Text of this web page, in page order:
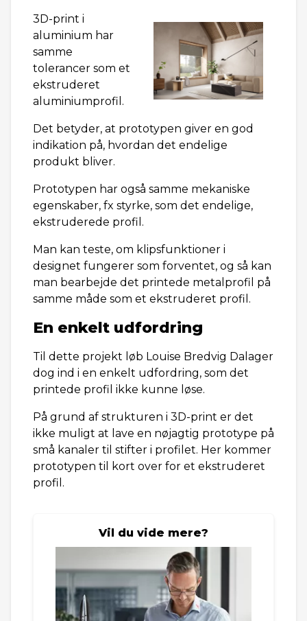
3D-print i
aluminium har
samme
tolerancer som et
ekstruderet
aluminiumprofil.
Det betyder, at prototypen giver en god
indikation på, hvordan det endelige
produkt bliver.
Prototypen har også samme mekaniske
egenskaber, fx styrke, som det endelige,
ekstruderede profil.
Man kan teste, om klipsfunktioner i
designet fungerer som forventet, og så kan
man bearbejde det printede metalprofil på
samme måde som et ekstruderet profil.
En enkelt udfordring
Til dette projekt løb Louise Bredvig Dalager
dog ind i en enkelt udfordring, som det
printede profil ikke kunne løse.
På grund af strukturen i 3D-print er det
ikke muligt at lave en nøjagtig prototype på
små kanaler til stifter i profilet. Her kommer
prototypen til kort over for et ekstruderet
profil.
Vil du vide mere?